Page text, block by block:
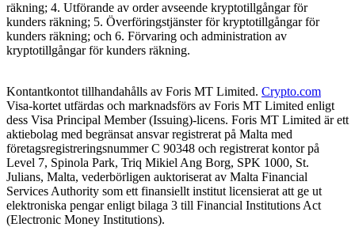
räkning; 4. Utförande av order avseende kryptotillgångar för
kunders räkning; 5. Överföringstjänster för kryptotillgångar för
kunders räkning; och 6. Förvaring och administration av
kryptotillgångar för kunders räkning.
Kontantkontot tillhandahålls av Foris MT Limited. Crypto.com
Visa-kortet utfärdas och marknadsförs av Foris MT Limited enligt
dess Visa Principal Member (Issuing)-licens. Foris MT Limited är ett
aktiebolag med begränsat ansvar registrerat på Malta med
företagsregistreringsnummer C 90348 och registrerat kontor på
Level 7, Spinola Park, Triq Mikiel Ang Borg, SPK 1000, St.
Julians, Malta, vederbörligen auktoriserat av Malta Financial
Services Authority som ett finansiellt institut licensierat att ge ut
elektroniska pengar enligt bilaga 3 till Financial Institutions Act
(Electronic Money Institutions).